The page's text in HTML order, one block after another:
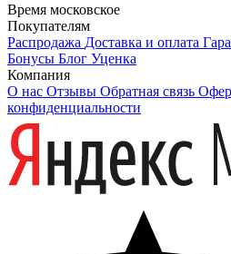
Время московское
Покупателям
Распродажа Доставка и оплата
Бонусы Блог Уценка
Компания
О нас Отзывы Обратная связь
конфиденциальности